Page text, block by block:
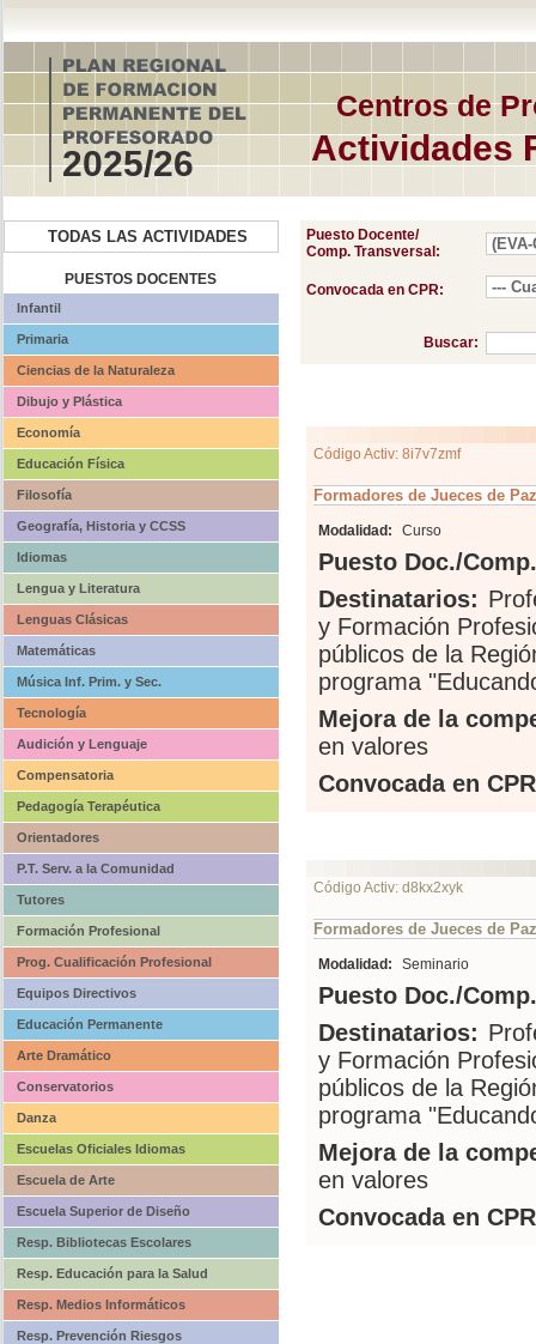
Centros de
Actividades
2025/26
TODAS LAS ACTIVIDADES
PUESTOS DOCENTES
Infantil
Primaria
Ciencias de la Naturaleza
Dibujo y Plástica
Economía
Educación Física
Filosofía
Geografía, Historia y CCSS
Idiomas
Lengua y Literatura
Lenguas Clásicas
Matemáticas
Música Inf. Prim. y Sec.
Tecnología
Audición y Lenguaje
Compensatoria
Pedagogía Terapéutica
Orientadores
P.T. Serv. a la Comunidad
Tutores
Formación Profesional
Prog. Cualificación Profesional
Equipos Directivos
Educación Permanente
Arte Dramático
Conservatorios
Danza
Escuelas Oficiales Idiomas
Escuela de Arte
Escuela Superior de Diseño
Resp. Bibliotecas Escolares
Resp. Educación para la Salud
Resp. Medios Informáticos
Resp. Prevención Riesgos
Puesto Docente/
Comp. Transversal:
Convocada en CPR:
Buscar:
Código Activ: 8i7v7zmf
Formadores de Jueces de
Modalidad: Curso
Puesto Doc./
Destinatarios:
y Formación
públicos de la
programa
Mejora de la
en valores
Convocada en
Código Activ: d8kx2xyk
Formadores de Jueces de
Modalidad: Seminario
Puesto Doc./
Destinatarios:
y Formación
públicos de la
programa
Mejora de la
en valores
Convocada en